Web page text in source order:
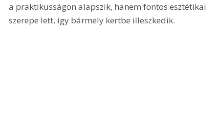
a praktikusságon alapszik, hanem fontos esztétikai
szerepe lett, így bármely kertbe illeszkedik.